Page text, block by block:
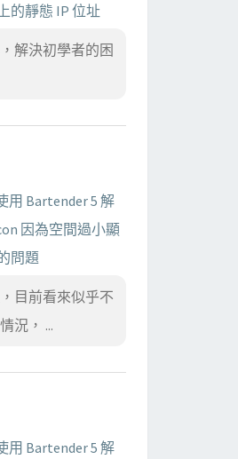
的靜態 IP 位址
解決初學者的困
用 Bartender 5 解
因為空間過小顯
問題
目前看來似乎不
況， ...
用 Bartender 5 解